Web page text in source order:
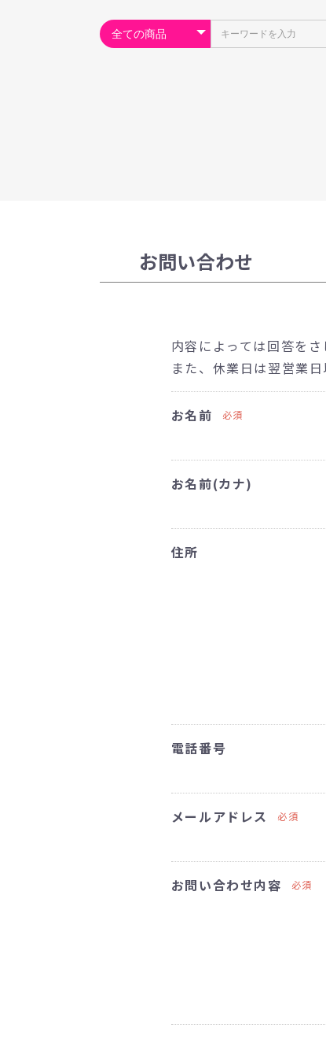
お問い合わせ
内容によっては回答を
また、休業日は翌営業
お名前 必須
お名前(カナ)
住所
電話番号
メールアドレス 必須
お問い合わせ内容 必須